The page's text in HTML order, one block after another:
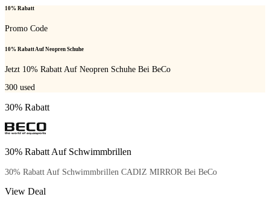
10% Rabatt
Promo Code
10% Rabatt Auf Neopren Schuhe
Jetzt 10% Rabatt Auf Neopren Schuhe Bei BeCo
300 used
30% Rabatt
30% Rabatt Auf Schwimmbrillen
30% Rabatt Auf Schwimmbrillen CADIZ MIRROR Bei BeCo
View Deal